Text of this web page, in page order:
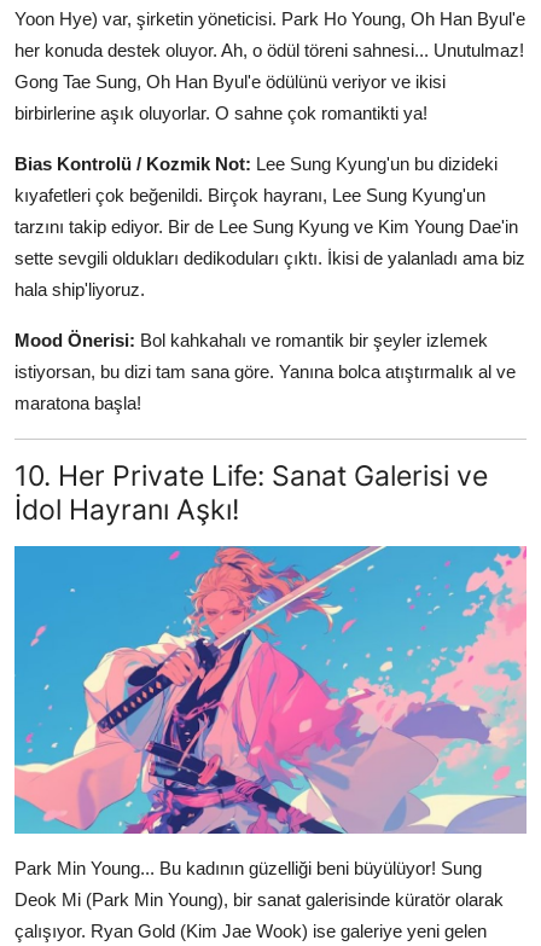
Yoon Hye) var, şirketin yöneticisi. Park Ho Young, Oh Han Byul'e
her konuda destek oluyor. Ah, o ödül töreni sahnesi... Unutulmaz!
Gong Tae Sung, Oh Han Byul'e ödülünü veriyor ve ikisi
birbirlerine aşık oluyorlar. O sahne çok romantikti ya!
Bias Kontrolü / Kozmik Not: Lee Sung Kyung'un bu dizideki
kıyafetleri çok beğenildi. Birçok hayranı, Lee Sung Kyung'un
tarzını takip ediyor. Bir de Lee Sung Kyung ve Kim Young Dae'in
sette sevgili oldukları dedikoduları çıktı. İkisi de yalanladı ama biz
hala ship'liyoruz.
Mood Önerisi: Bol kahkahalı ve romantik bir şeyler izlemek
istiyorsan, bu dizi tam sana göre. Yanına bolca atıştırmalık al ve
maratona başla!
10. Her Private Life: Sanat Galerisi ve
İdol Hayranı Aşkı!
Park Min Young... Bu kadının güzelliği beni büyülüyor! Sung
Deok Mi (Park Min Young), bir sanat galerisinde küratör olarak
çalışıyor. Ryan Gold (Kim Jae Wook) ise galeriye yeni gelen